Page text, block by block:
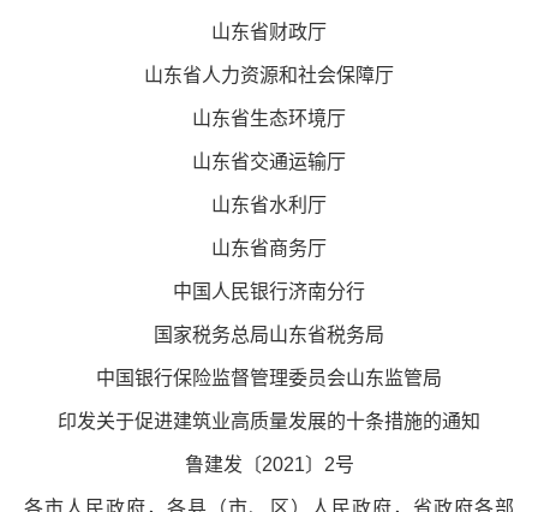
山东省财政厅
山东省人力资源和社会保障厅
山东省生态环境厅
山东省交通运输厅
山东省水利厅
山东省商务厅
中国人民银行济南分行
国家税务总局山东省税务局
中国银行保险监督管理委员会山东监管局
印发关于促进建筑业高质量发展的十条措施的通知
鲁建发〔2021〕2号
各市人民政府，各县（市、区）人民政府，省政府各部